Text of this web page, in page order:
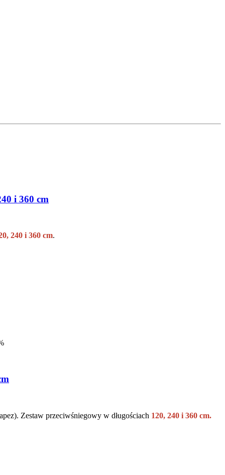
i 360 cm
240 i 360 cm.
Zestaw przeciwśniegowy w długościach 120, 240 i 360 cm.